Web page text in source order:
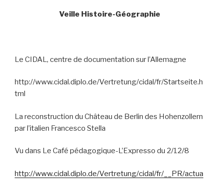
Veille Histoire-Géographie
Le CIDAL, centre de documentation sur l’Allemagne
http://www.cidal.diplo.de/Vertretung/cidal/fr/Startseite.h
tml
La reconstruction du Château de Berlin des Hohenzollern
par l’italien Francesco Stella
Vu dans Le Café pédagogique-L’Expresso du 2/12/8
http://www.cidal.diplo.de/Vertretung/cidal/fr/__PR/actua